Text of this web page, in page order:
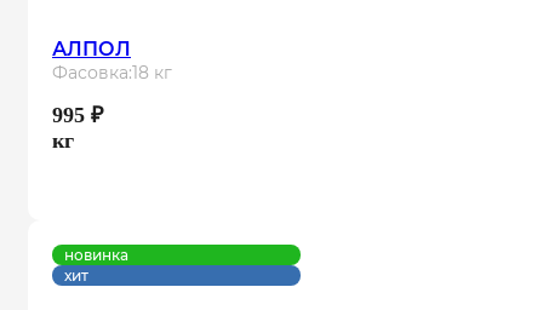
АЛПОЛ
Фасовка:18 кг
995 ₽
кг
новинка
хит